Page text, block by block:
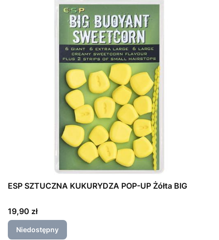
ESP SZTUCZNA KUKURYDZA POP-UP Żółta BIG
Cena
19,90 zł
Niedostępny